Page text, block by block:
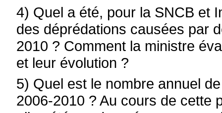
4) Quel a été, pour la SNCB et
des déprédations causées par
2010 ? Comment la ministre
et leur évolution ?
5) Quel est le nombre annuel
2006-2010 ? Au cours de cette